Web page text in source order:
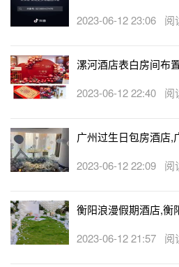
2023-06-12 23:06 阅
漯河酒店表白房间布
2023-06-12 22:40 阅
广州过生日包房酒店,
2023-06-12 22:09 阅
衡阳浪漫假期酒店,衡
2023-06-12 21:57 阅